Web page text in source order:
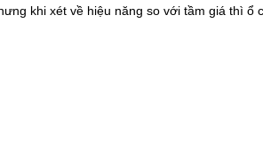
khi xét về hiệu năng so với tầm giá thì